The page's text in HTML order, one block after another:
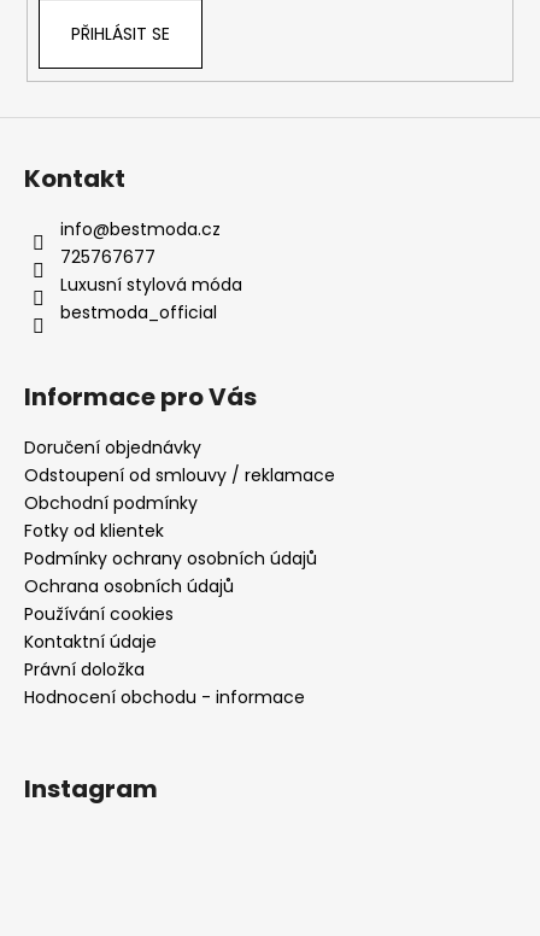
PŘIHLÁSIT SE
Kontakt
info@bestmoda.cz
725767677
Luxusní stylová móda
bestmoda_official
Informace pro Vás
Doručení objednávky
Odstoupení od smlouvy / reklamace
Obchodní podmínky
Fotky od klientek
Podmínky ochrany osobních údajů
Ochrana osobních údajů
Používání cookies
Kontaktní údaje
Právní doložka
Hodnocení obchodu - informace
Instagram